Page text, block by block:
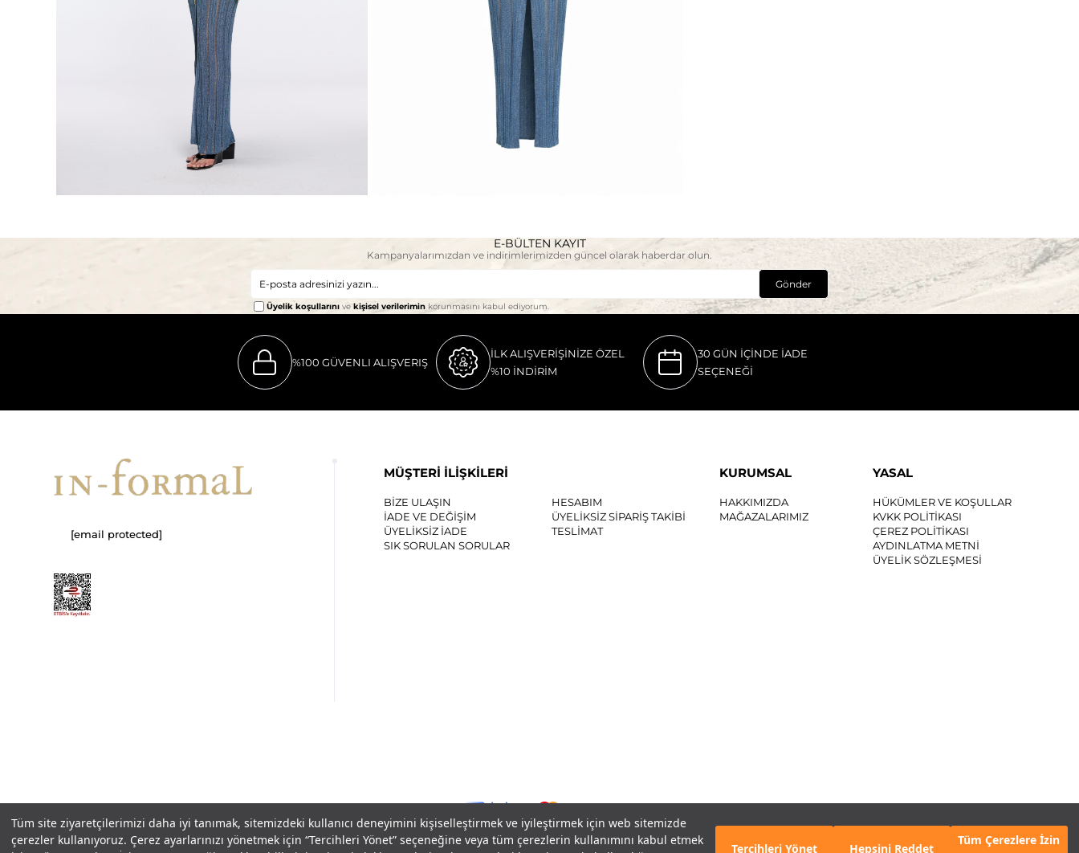
Tüm site ziyaretçilerimizi daha iyi tanımak, sitemizdeki kullanıcı deneyimini kişiselleştirmek ve iyileştirmek için web sitemizde
çerezler kullanıyoruz. Çerez ayarlarınızı yönetmek için “Tercihleri Yönet” seçeneğine veya tüm çerezlerin kullanımını kabul etmek
Tercihleri Yönet Hepsini Reddet
Tüm Çerezlere İzin
E-BÜLTEN KAYIT
Kampanyalarımızdan ve indirimlerimizden güncel olarak haberdar olun.
Gönder
Üyelik koşullarını ve kişisel verilerimin korunmasını kabul ediyorum.
%100 GÜVENLI ALIŞVERIŞ
İLK ALIŞVERİŞİNİZE ÖZEL
%10 İNDİRİM
30 GÜN İÇİNDE İADE
SEÇENEĞİ
[email protected]
MÜŞTERİ İLİŞKİLERİ
BİZE ULAŞIN
HESABIM
İADE VE DEĞİŞİM
ÜYELİKSİZ SİPARİŞ TAKİBİ
ÜYELİKSİZ İADE
TESLİMAT
SIK SORULAN SORULAR
KURUMSAL
HAKKIMIZDA
MAĞAZALARIMIZ
YASAL
HÜKÜMLER VE KOŞULLAR
KVKK POLİTİKASI
ÇEREZ POLİTİKASI
AYDINLATMA METNİ
ÜYELİK SÖZLEŞMESİ